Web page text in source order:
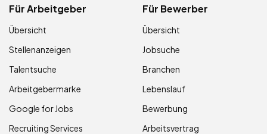
Für Arbeitgeber
Übersicht
Stellenanzeigen
Talentsuche
Arbeitgebermarke
Google for Jobs
Recruiting Services
Für Bewerber
Übersicht
Jobsuche
Branchen
Lebenslauf
Bewerbung
Arbeitsvertrag